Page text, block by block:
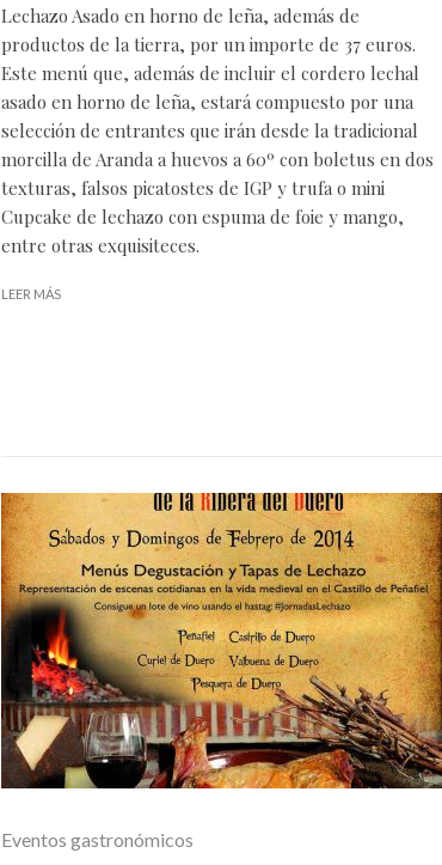
Lechazo Asado en horno de leña, además de
productos de la tierra, por un importe de 37 euros.
Este menú que, además de incluir el cordero lechal
asado en horno de leña, estará compuesto por una
selección de entrantes que irán desde la tradicional
morcilla de Aranda a huevos a 60º con boletus en dos
texturas, falsos picatostes de IGP y trufa o mini
Cupcake de lechazo con espuma de foie y mango,
entre otras exquisiteces.
LEER MÁS
Eventos gastronómicos